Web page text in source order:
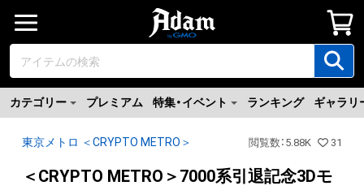
カテゴリー プレミアム 特集・イベント ランキング ギャラリ
東京メトロ ＜CRYPTO METRO＞ 閲覧数 ： 5.88K 31
＜CRYPTO METRO＞7000系引退記念3Dモ